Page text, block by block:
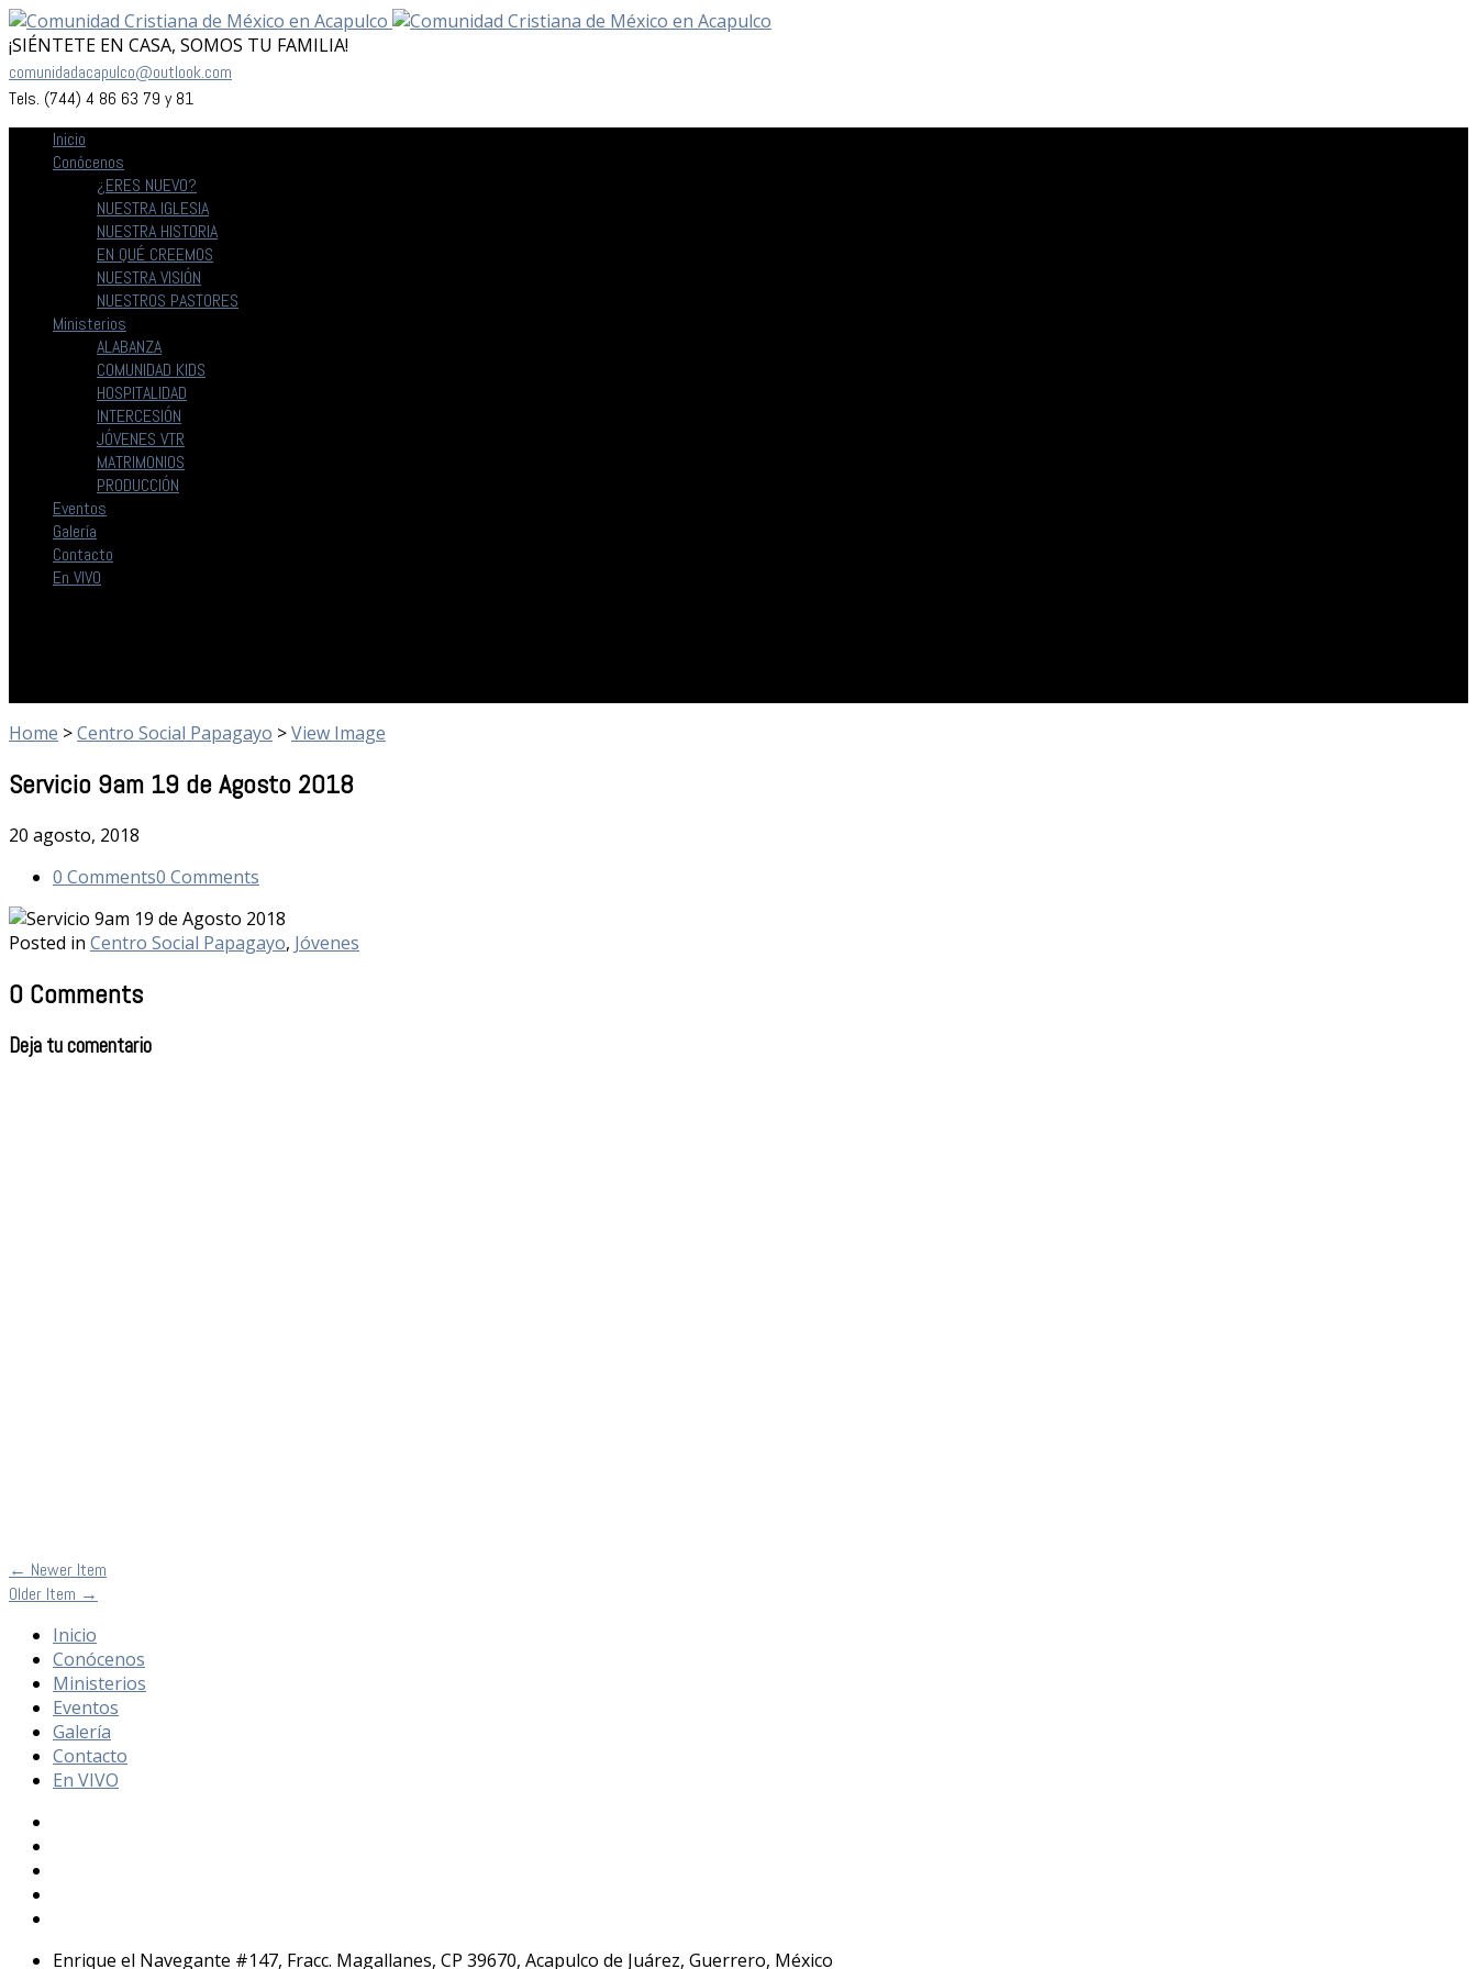
¡SIÉNTETE EN CASA, SOMOS TU FAMILIA!
comunidadacapulco@outlook.com
Tels. (744) 4 86 63 79 y 81
Inicio
Conócenos
¿ERES NUEVO?
NUESTRA IGLESIA
NUESTRA HISTORIA
EN QUÉ CREEMOS
NUESTRA VISIÓN
NUESTROS PASTORES
Ministerios
ALABANZA
COMUNIDAD KIDS
HOSPITALIDAD
INTERCESIÓN
JÓVENES VTR
MATRIMONIOS
PRODUCCIÓN
Eventos
Galería
Contacto
En VIVO
Home >Centro Social Papagayo >View Image
Servicio 9am 19 de Agosto 2018
20 agosto, 2018
0 Comments0 Comments
Posted in Centro Social Papagayo, Jóvenes
0 Comments
Deja tu comentario
← Newer Item
Older Item →
Inicio
Conócenos
Ministerios
Eventos
Galería
Contacto
En VIVO
Enrique el Navegante #147, Fracc. Magallanes, CP 39670, Acapulco de Juárez, Guerrero, México